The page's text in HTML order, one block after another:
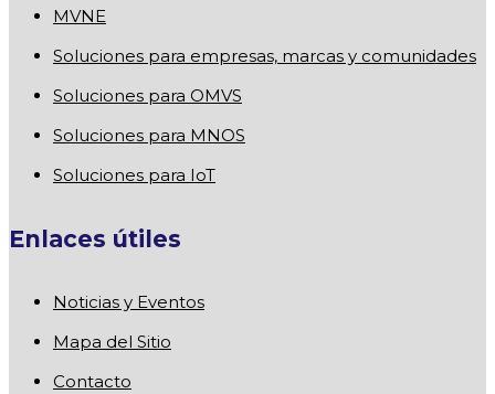
MVNE
Soluciones para empresas, marcas y comunidades
Soluciones para OMVS
Soluciones para MNOS
Soluciones para IoT
Enlaces útiles
Noticias y Eventos
Mapa del Sitio
Contacto